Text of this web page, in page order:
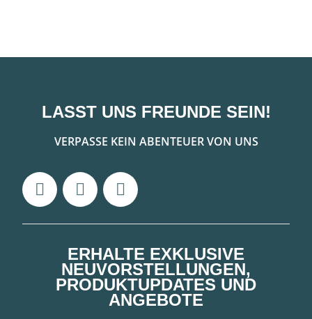
LASST UNS FREUNDE SEIN!
VERPASSE KEIN ABENTEUER VON UNS
ERHALTE EXKLUSIVE
NEUVORSTELLUNGEN,
PRODUKTUPDATES UND
ANGEBOTE